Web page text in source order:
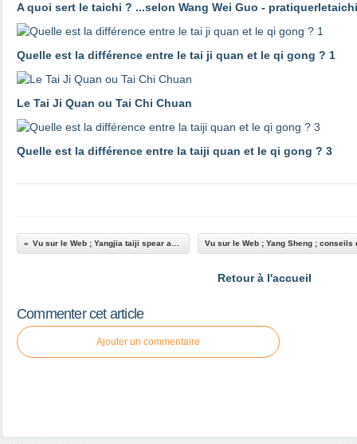
A quoi sert le taichi ? ...selon Wang Wei Guo -
Quelle est la différence entre le tai ji quan et le qi gong ? 1
Le Tai Ji Quan ou Tai Chi Chuan
Quelle est la différence entre la taiji quan et le qi gong ? 3
Retour à l'accueil
Commenter cet article
Ajouter un commentaire